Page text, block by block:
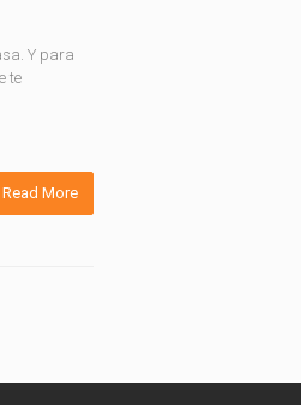
Y para
te
Read More